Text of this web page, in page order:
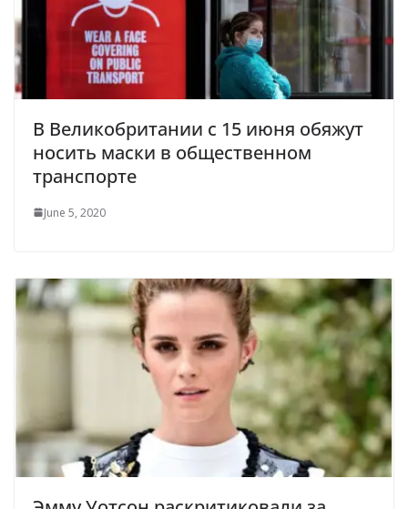
В Великобритании с 15 июня обяжут
носить маски в общественном
транспорте
June 5, 2020